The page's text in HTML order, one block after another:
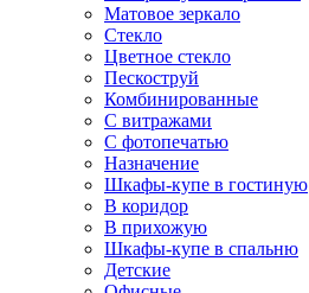
Матовое зеркало
Стекло
Цветное стекло
Пескоструй
Комбинированные
С витражами
С фотопечатью
Назначение
Шкафы-купе в гостиную
В коридор
В прихожую
Шкафы-купе в спальню
Детские